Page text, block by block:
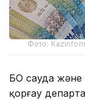
Фото:
БҚО сауда
қорғау